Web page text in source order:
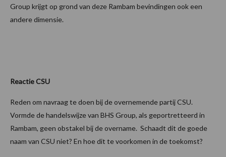
Group krijgt op grond van deze Rambam bevindingen ook een
andere dimensie.
Reactie CSU
Reden om navraag te doen bij de overnemende partij CSU.
Vormde de handelswijze van BHS Group, als geportretteerd in
Rambam, geen obstakel bij de overname. Schaadt dit de goede
naam van CSU niet? En hoe dit te voorkomen in de toekomst?